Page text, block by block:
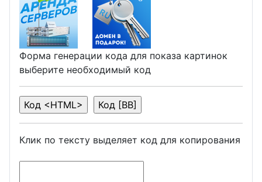
Форма генерации кода для показа картинок
выберите необходимый код
Клик по тексту выделяет код для копирования